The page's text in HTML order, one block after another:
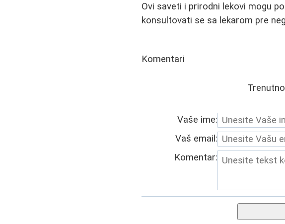
Ovi saveti i prirodni lekovi mogu
konsultovati se sa lekarom pre
Komentari
Vaše ime:
Vaš email:
Komentar: